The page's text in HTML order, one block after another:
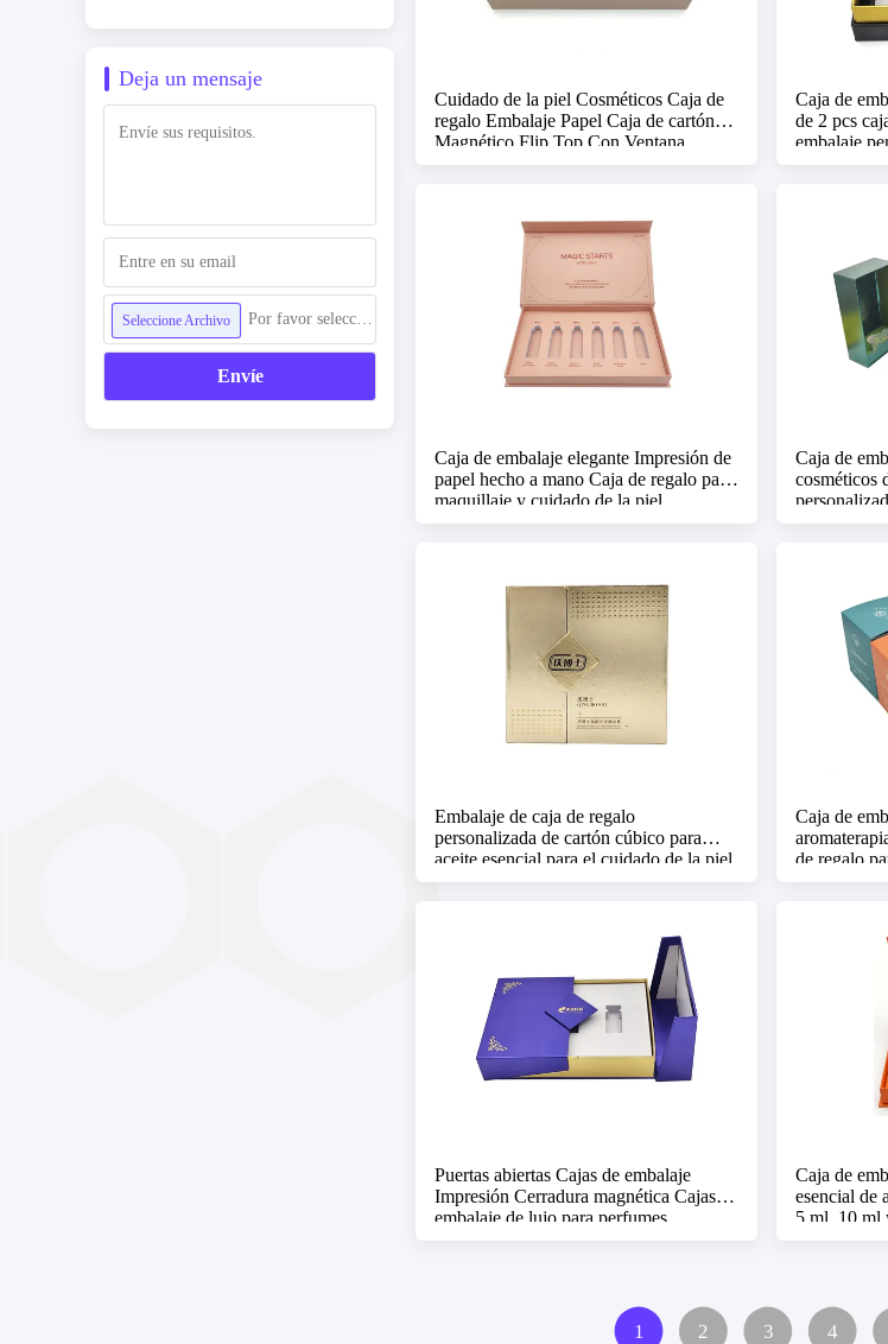
Deja un mensaje
Seleccione Archivo Por favor seleccione archivo
Envíe
Cuidado de la piel Cosméticos Caja de
regalo Embalaje Papel Caja de cartón
Magnético Flip Top Con Ventana
Caja de
de 2 pcs
embalaje
Caja de embalaje elegante Impresión de
papel hecho a mano Caja de regalo para
maquillaje y cuidado de la piel
Caja de
cosméticos
cuidado de
Embalaje de caja de regalo
personalizada de cartón cúbico para
aceite esencial para el cuidado de la piel
Caja de
de regalo
Puertas abiertas Cajas de embalaje
Impresión Cerradura magnética Cajas de
embalaje de lujo para perfumes
Caja de
esencial de
5 ml, 10 ml
1 2 3 4